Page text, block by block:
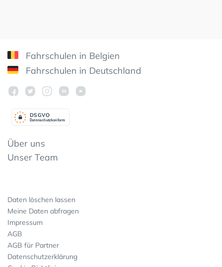
Fahrschulen in Belgien
Fahrschulen in Deutschland
Datenschutzkonform
DSGVO
Über uns
Unser Team
Daten löschen lassen
Meine Daten abfragen
Impressum
AGB
AGB für Partner
Datenschutzerklärung